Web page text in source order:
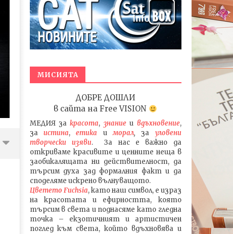
МИСИЯТА
ДОБРЕ ДОШЛИ
в сайта наFree VISION
МЕДИЯзакрасота, знаниеи вдъхновение,
за истина,етика иморал, за уловени
творчески изяви. За нас е важно да
откриваме красивите и ценните неща в
заобикалящата ни действителност, да
търсим духа зад формалния факт и да
споделяме искрено вълнуващото.
Цветето Fuchsia, като наш символ, е израз
на красотата и ефирността, която
търсим в света и поднасяме като гледна
точка – екзотичният и артистичен
поглед към света, който вдъхновява и